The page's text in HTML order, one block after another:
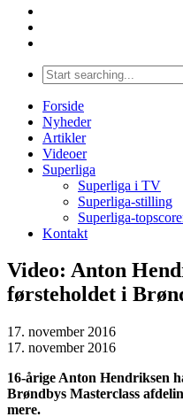
Forside
Nyheder
Artikler
Videoer
Superliga
Superliga i TV
Superliga-stilling
Superliga-
Kontakt
Video: Anton
førsteholdet i
17. november 2016
17. november 2016
16-årige Anton Hendriksen
Brøndbys Masterclass
mere.